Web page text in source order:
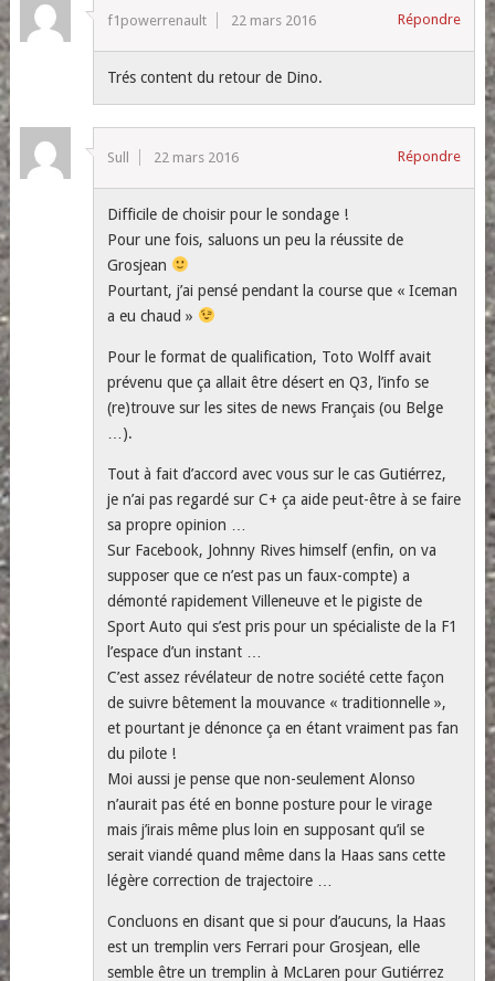
f1powerrenault 22 mars 2016 Répondre
Trés content du retour de Dino.
Sull 22 mars 2016 Répondre
Difficile de choisir pour le sondage !
Pour une fois, saluons un peu la réussite de
Grosjean
Pourtant, j’ai pensé pendant la course que « Iceman
a eu chaud »
Pour le format de qualification, Toto Wolff avait
prévenu que ça allait être désert en Q3, l’info se
(re)trouve sur les sites de news Français (ou Belge
…).
Tout à fait d’accord avec vous sur le cas Gutiérrez,
je n’ai pas regardé sur C+ ça aide peut-être à se faire
sa propre opinion …
Sur Facebook, Johnny Rives himself (enfin, on va
supposer que ce n’est pas un faux-compte) a
démonté rapidement Villeneuve et le pigiste de
Sport Auto qui s’est pris pour un spécialiste de la F1
l’espace d’un instant …
C’est assez révélateur de notre société cette façon
de suivre bêtement la mouvance « traditionnelle »,
et pourtant je dénonce ça en étant vraiment pas fan
du pilote !
Moi aussi je pense que non-seulement Alonso
n’aurait pas été en bonne posture pour le virage
mais j’irais même plus loin en supposant qu’il se
serait viandé quand même dans la Haas sans cette
légère correction de trajectoire …
Concluons en disant que si pour d’aucuns, la Haas
est un tremplin vers Ferrari pour Grosjean, elle
semble être un tremplin à McLaren pour Gutiérrez